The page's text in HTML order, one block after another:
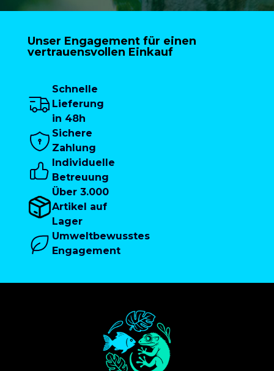
Unser Engagement für einen
vertrauensvollen Einkauf
Schnelle
Lieferung
in 48h
Sichere
Zahlung
Individuelle
Betreuung
Über 3.000
Artikel auf
Lager
Umweltbewusstes
Engagement